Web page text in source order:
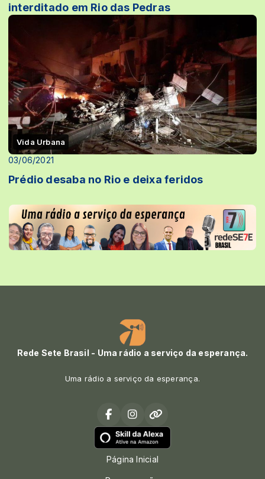
interditado em Rio das Pedras
Vida Urbana
03/06/2021
Prédio desaba no Rio e deixa feridos
Rede Sete Brasil - Uma rádio a serviço da esperança.
Uma rádio a serviço da esperança.
Página Inicial